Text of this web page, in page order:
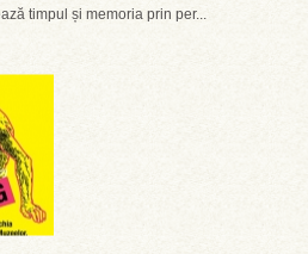
timpul și memoria prin per...